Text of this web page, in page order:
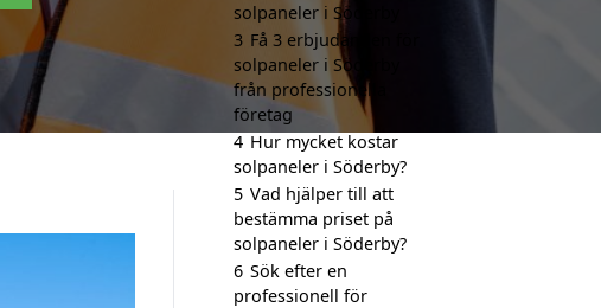
solpaneler i Söderby
3 Få 3 erbjudanden för
solpaneler i Söderby
från professionella
företag
4 Hur mycket kostar
solpaneler i Söderby?
5 Vad hjälper till att
bestämma priset på
solpaneler i Söderby?
6 Sök efter en
professionell för